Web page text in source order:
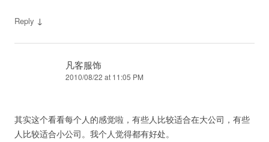
Reply ↓
凡客服饰
2010/08/22 at 11:05 PM
其实这个看看每个人的感觉啦，有些人比较适合在大公司，有些
人比较适合小公司。我个人觉得都有好处。